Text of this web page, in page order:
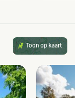
Toon op kaart